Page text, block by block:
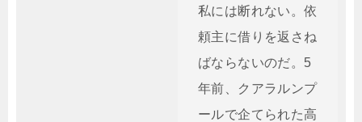
私には断れない。依
頼主に借りを返さね
ばならないのだ。5
年前、クアラルンプ
ールで企てられた高